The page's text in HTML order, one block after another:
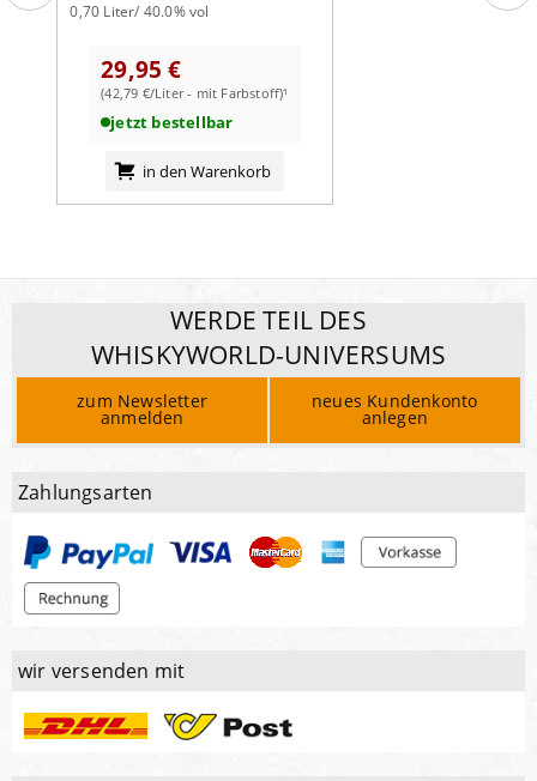
0,70 Liter/ 40.0% vol
29,95 €
(42,79 €/Liter - mit Farbstoff)¹
jetzt bestellbar
in den Warenkorb
WERDE TEIL DES
WHISKYWORLD-UNIVERSUMS
zum Newsletter
anmelden
neues Kundenkonto
anlegen
Zahlungsarten
wir versenden mit